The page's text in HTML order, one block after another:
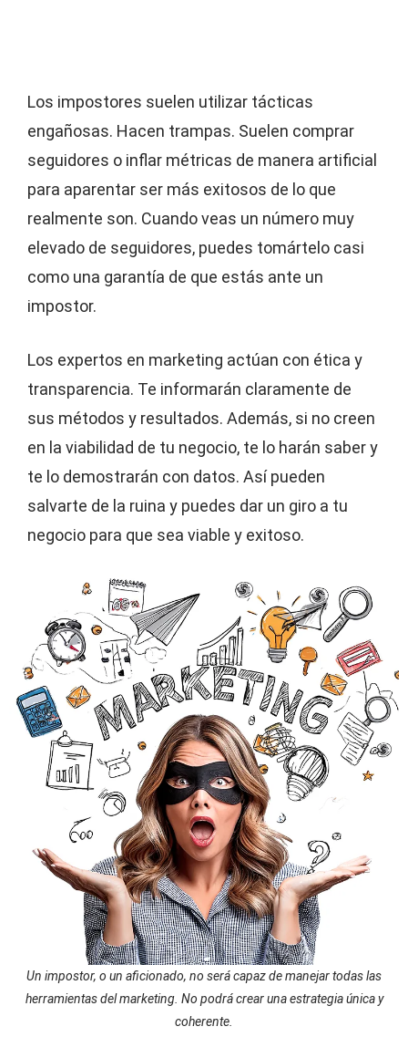
Los impostores suelen utilizar tácticas
engañosas. Hacen trampas. Suelen comprar
seguidores o inflar métricas de manera artificial
para aparentar ser más exitosos de lo que
realmente son. Cuando veas un número muy
elevado de seguidores, puedes tomártelo casi
como una garantía de que estás ante un
impostor.
Los expertos en marketing actúan con ética y
transparencia. Te informarán claramente de
sus métodos y resultados. Además, si no creen
en la viabilidad de tu negocio, te lo harán saber y
te lo demostrarán con datos. Así pueden
salvarte de la ruina y puedes dar un giro a tu
negocio para que sea viable y exitoso.
Un impostor, o un aficionado, no será capaz de manejar todas las
herramientas del marketing. No podrá crear una estrategia única y
coherente.